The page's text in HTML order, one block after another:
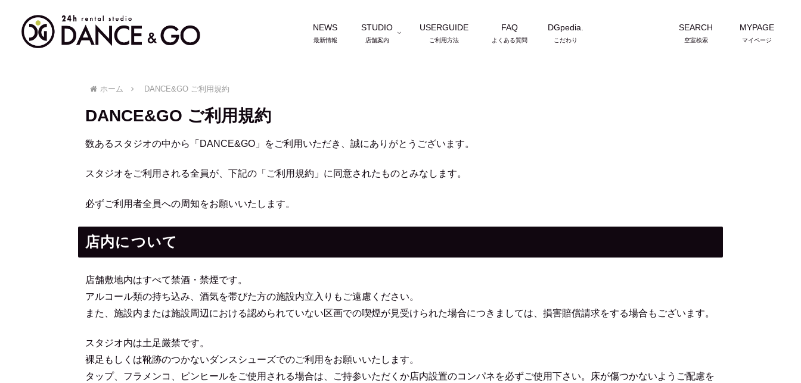
NEWS
最新情報
STUDIO
店舗案内
USERGUIDE
ご利用方法
FAQ
よくある質問
DGpedia.
こだわり
SEARCH
空室検索
MYPAGE
マイページ
ホーム DANCE&GO ご利用規約
DANCE&GO ご利用規約
数あるスタジオの中から「DANCE&GO」をご利用いただき、誠にありがとうございます。
スタジオをご利用される全員が、下記の「ご利用規約」に同意されたものとみなします。
必ずご利用者全員への周知をお願いいたします。
店内について
店舗敷地内はすべて禁酒・禁煙です。
アルコール類の持ち込み、酒気を帯びた方の施設内立入りもご遠慮ください。
また、施設内または施設周辺における認められていない区画での喫煙が見受けられた場合につきましては、損害賠償請求をする場合もございます。
スタジオ内は土足厳禁です。
裸足もしくは靴跡のつかないダンスシューズでのご利用をお願いいたします。
タップ、フラメンコ、ピンヒールをご使用される場合は、ご持参いただくか店内設置のコンパネを必ずご使用下さい。床が傷つかないようご配慮を